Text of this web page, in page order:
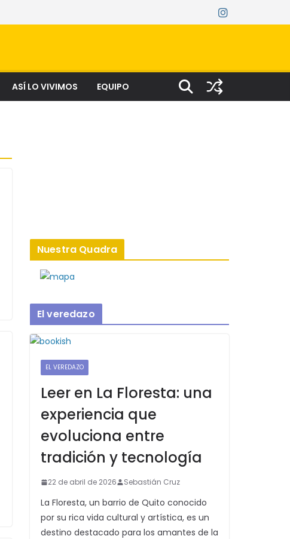
ASÍ LO VIVIMOS EQUIPO
Nuestra Quadra
El veredazo
EL VEREDAZO
Leer en La Floresta: una
experiencia que
evoluciona entre
tradición y tecnología
22 de abril de 2026 Sebastián Cruz
La Floresta, un barrio de Quito conocido
por su rica vida cultural y artística, es un
destino destacado para los amantes de la